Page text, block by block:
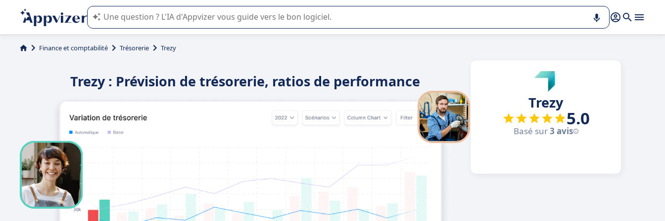
L'IA de Appvizer vous guide dans l'utilisation ou la sélection de logiciel SaaS en entreprise.
Finance et comptabilité Trésorerie Trezy
Trezy : Prévision de trésorerie, ratios de performance
Trezy
5.0
Basé sur3 avis